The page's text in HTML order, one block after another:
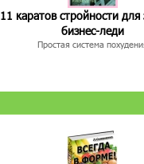
11 каратов стройности для
бизнес-леди
Простая система